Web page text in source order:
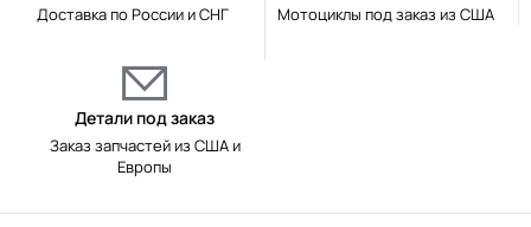
Доставка по России и СНГ Мотоциклы под заказ из США
Детали под заказ
Заказ запчастей из США и
Европы